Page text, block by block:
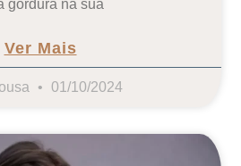
gordura na sua
Ver Mais
01/10/2024